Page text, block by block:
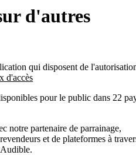
d'autres
qui disposent de
d'accès
pour le public dans 22
notre partenaire de parrainage,
et de plateformes à